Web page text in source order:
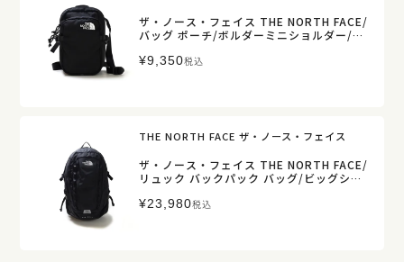
ザ・ノース・フェイス THE NORTH FACE/
バッグ ポーチ/ボルダーミニショルダー/NM
¥9,350税込
THE NORTH FACE ザ・ノース・フェイス
ザ・ノース・フェイス THE NORTH FACE/
リュック バックパック バッグ/ビッグショ
¥23,980税込